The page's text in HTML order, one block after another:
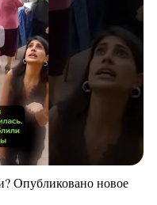
Опубликовано новое